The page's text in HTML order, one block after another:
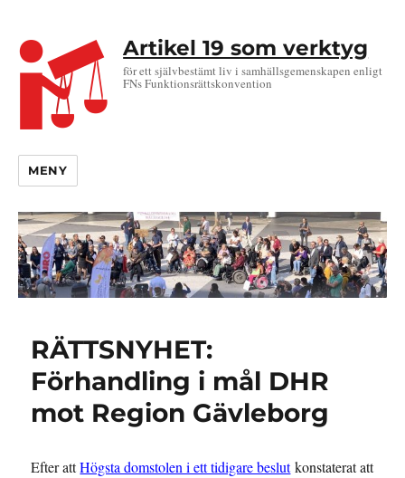
Artikel 19 som verktyg
för ett självbestämt liv i samhällsgemenskapen enligt
FNs Funktionsrättskonvention
MENY
RÄTTSNYHET:
Förhandling i mål DHR
mot Region Gävleborg
Efter attHögsta domstolen i ett tidigare beslutkonstaterat att